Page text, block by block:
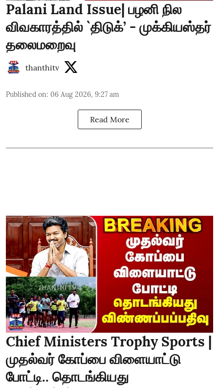
Palani Land Issue| பழனி நில
விவகாரத்தில் `திடுக்’ - முக்கியஸ்தர்
தலைமறைவு
thanthitv
Published on: 06 Aug 2026, 9:27 am
Read More
Chief Ministers Trophy Sports |
முதல்வர் கோப்பை விளையாட்டு
போட்டி.. தொடங்கியது